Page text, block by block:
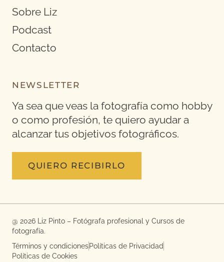
Sobre Liz
Podcast
Contacto
NEWSLETTER
Ya sea que veas la fotografía como hobby
o como profesión, te quiero ayudar a
alcanzar tus objetivos fotográficos.
QUIERO RECIBIRLO
@ 2026 Liz Pinto – Fotógrafa profesional y Cursos de
fotografía.
Términos y condicionesPolíticas de Privacidad
Políticas de Cookies